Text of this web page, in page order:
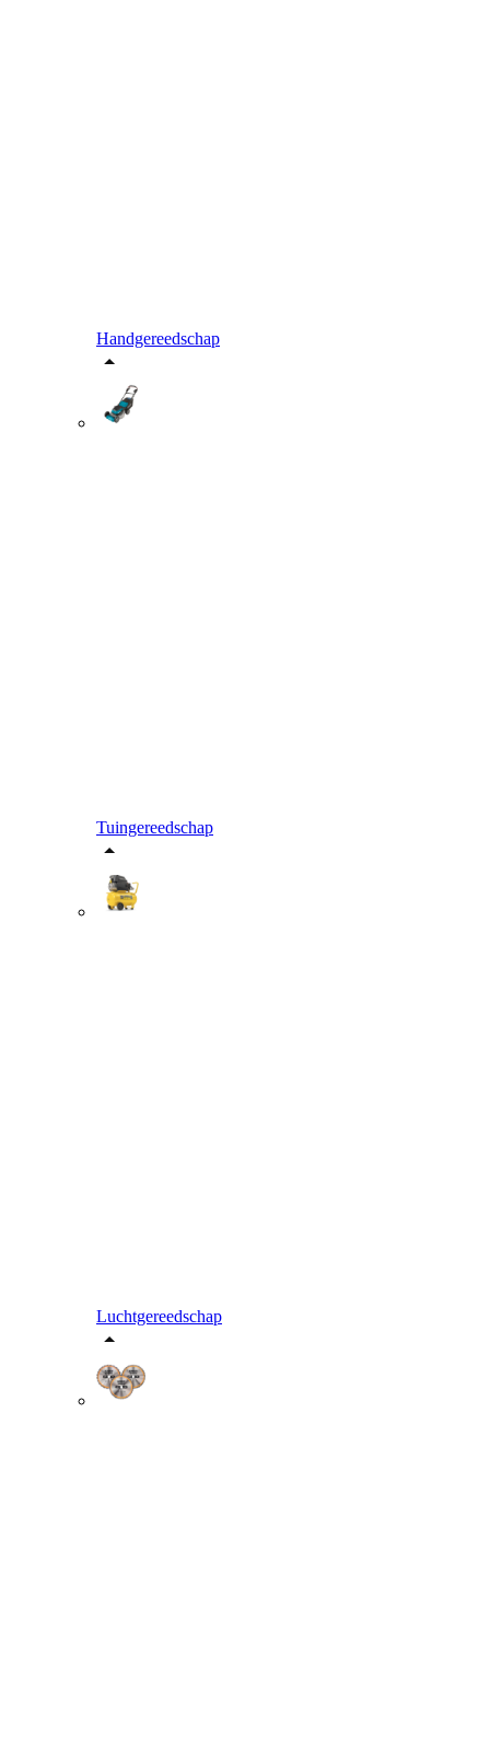
Handgereedschap
Tuingereedschap
Luchtgereedschap